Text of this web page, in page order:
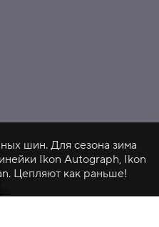
шин. Для сезона зима
Ikon Autograph, Ikon
Цепляют как раньше!